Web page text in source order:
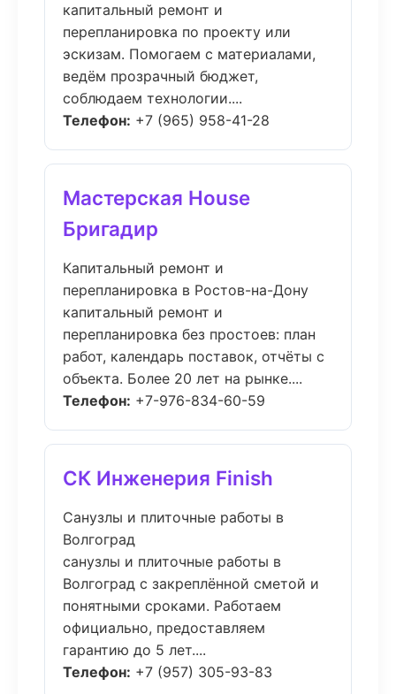
капитальный ремонт и
перепланировка по проекту или
эскизам. Помогаем с материалами,
ведём прозрачный бюджет,
соблюдаем технологии....
Телефон: +7 (965) 958-41-28
Мастерская House
Бригадир
Капитальный ремонт и
перепланировка в Ростов-на-Дону
капитальный ремонт и
перепланировка без простоев: план
работ, календарь поставок, отчёты с
объекта. Более 20 лет на рынке....
Телефон: +7-976-834-60-59
СК Инженерия Finish
Санузлы и плиточные работы в
Волгоград
санузлы и плиточные работы в
Волгоград с закреплённой сметой и
понятными сроками. Работаем
официально, предоставляем
гарантию до 5 лет....
Телефон: +7 (957) 305-93-83